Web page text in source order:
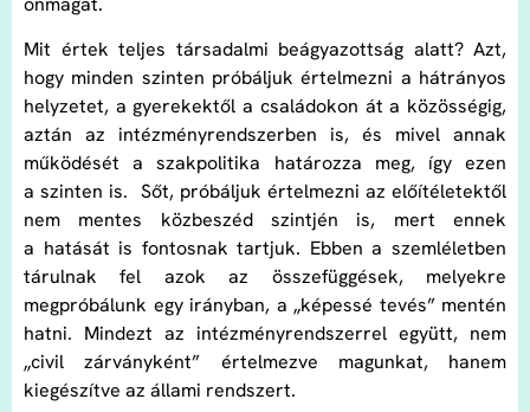
Mit értek teljes társadalmi beágyazottság alatt? Azt,
hogy minden szinten próbáljuk értelmezni a hátrányos
helyzetet, a gyerekektől a családokon át a közösségig,
aztán az intézményrendszerben is, és mivel annak
működését a szakpolitika határozza meg, így ezen
a szinten is. Sőt, próbáljuk értelmezni az előítéletektől
nem mentes közbeszéd szintjén is, mert ennek
a hatását is fontosnak tartjuk. Ebben a szemléletben
tárulnak fel azok az összefüggések, melyekre
megpróbálunk egy irányban, a „képessé tevés” mentén
hatni. Mindezt az intézményrendszerrel együtt, nem
„civil zárványként” értelmezve magunkat, hanem
kiegészítve az állami rendszert.